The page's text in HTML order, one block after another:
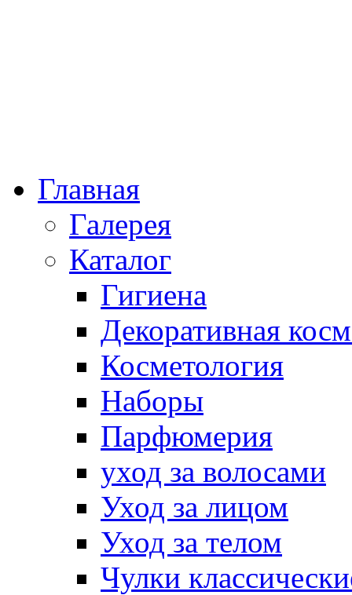
Главная
Галерея
Каталог
Гигиена
Декоративная
Косметология
Наборы
Парфюмерия
уход за волосами
Уход за лицом
Уход за телом
Чулки